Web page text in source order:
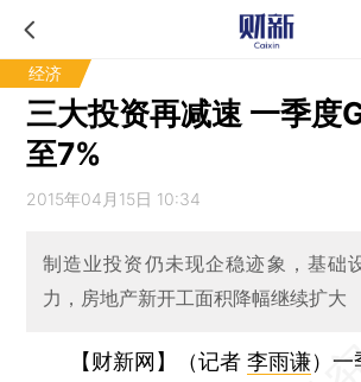
经济
三大投资再减速 一季度
至7%
2015年04月15日 10:34
制造业投资仍未现企稳迹象，基础
力，房地产新开工面积降幅继续扩大
【财新网】（记者李雨谦）一